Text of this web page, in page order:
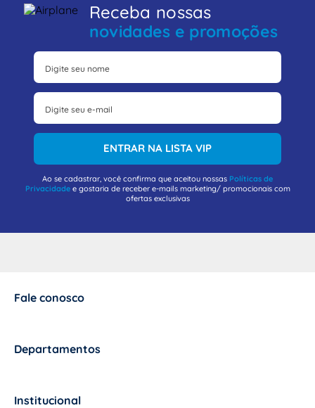
Receba nossas
novidades e promoções
ENTRAR NA LISTA VIP
Ao se cadastrar, você confirma que aceitou nossas Políticas de
Privacidadee gostaria de receber e-mails marketing/ promocionais com
ofertas exclusivas
Fale conosco
Departamentos
Institucional